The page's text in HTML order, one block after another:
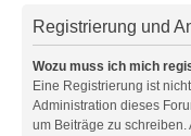
Registrierung und
Wozu muss ich mich
Eine Registrierung ist
Administration dieses
um Beiträge zu